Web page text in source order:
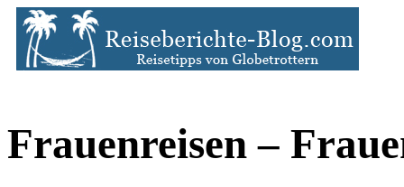
Frauenreisen –